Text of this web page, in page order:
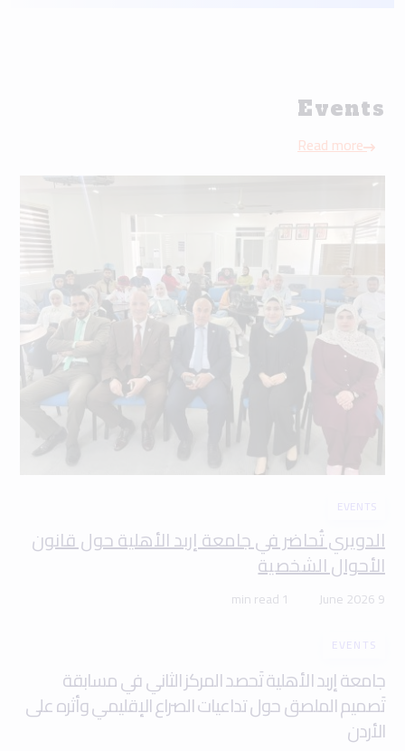
Events
Read more
EVENTS
الدويري تُحاضر في جامعة إربد الأهلية حول قانون
الأحوال الشخصية
9 June 2026
1 min read
EVENTS
جامعة إربد الأهلية تَحصد المركز الثاني في مسابقة
تَصميم الملصق حول تداعيات الصراع الإقليمي وأثره على
الأردن